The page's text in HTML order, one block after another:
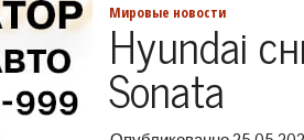
Мировые новости
Hyundai
Sonata